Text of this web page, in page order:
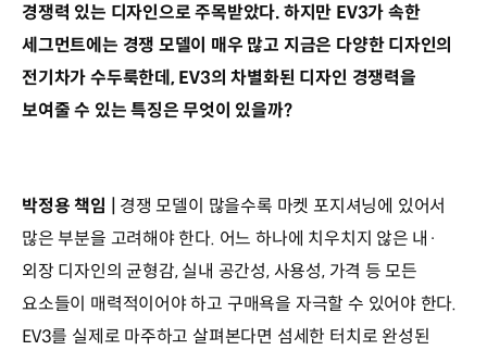
경쟁력 있는 디자인으로 주목받았다. 하지만 EV3가 속한
세그먼트에는 경쟁 모델이 매우 많고 지금은 다양한 디자인의
전기차가 수두룩한데, EV3의 차별화된 디자인 경쟁력을
보여줄 수 있는 특징은 무엇이 있을까?
박정용 책임 | 경쟁 모델이 많을수록 마켓 포지셔닝에 있어서
많은 부분을 고려해야 한다. 어느 하나에 치우치지 않은 내·
외장 디자인의 균형감, 실내 공간성, 사용성, 가격 등 모든
요소들이 매력적이어야 하고 구매욕을 자극할 수 있어야 한다.
EV3를 실제로 마주하고 살펴본다면 섬세한 터치로 완성된